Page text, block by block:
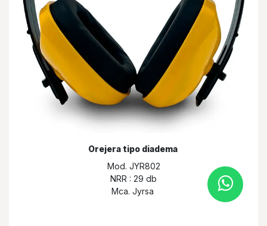
Orejera tipo diadema
Mod. JYR802
NRR : 29 db
Mca. Jyrsa